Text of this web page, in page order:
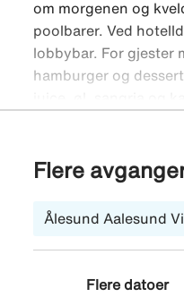
om morgenen og
poolbarer. Ved
lobbybar. For gjester
hamburger og
hele hotellet. Trafikk
Flere
Flere datoer